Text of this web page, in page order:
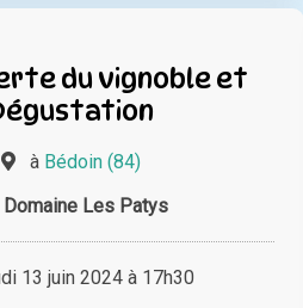
du vignoble et
à Bédoin (84)
Domaine Les Patys
13 juin 2024 à 17h30